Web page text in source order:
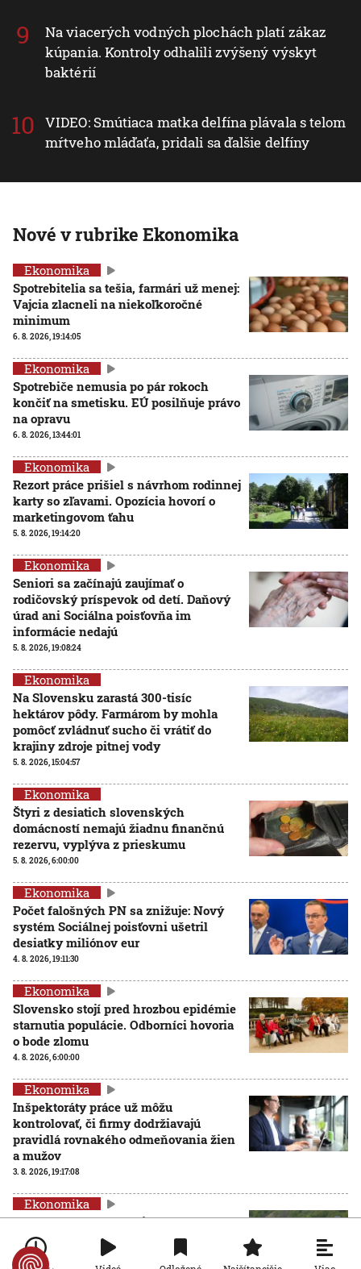
Na viacerých vodných plochách platí zákaz
kúpania. Kontroly odhalili zvýšený výskyt
baktérií
VIDEO: Smútiaca matka delfína plávala s telom
mŕtveho mláďaťa, pridali sa ďalšie delfíny
Nové v rubrike Ekonomika
Ekonomika
Spotrebitelia sa tešia, farmári už menej:
Vajcia zlacneli na niekoľkoročné
minimum
6. 8. 2026, 19:14:05
Ekonomika
Spotrebiče nemusia po pár rokoch
končiť na smetisku. EÚ posilňuje právo
na opravu
6. 8. 2026, 13:44:01
Ekonomika
Rezort práce prišiel s návrhom rodinnej
karty so zľavami. Opozícia hovorí o
marketingovom ťahu
5. 8. 2026, 19:14:20
Ekonomika
Seniori sa začínajú zaujímať o
rodičovský príspevok od detí. Daňový
úrad ani Sociálna poisťovňa im
informácie nedajú
5. 8. 2026, 19:08:24
Ekonomika
Na Slovensku zarastá 300-tisíc
hektárov pôdy. Farmárom by mohla
pomôcť zvládnuť sucho či vrátiť do
krajiny zdroje pitnej vody
5. 8. 2026, 15:04:57
Ekonomika
Štyri z desiatich slovenských
domácností nemajú žiadnu finančnú
rezervu, vyplýva z prieskumu
5. 8. 2026, 6:00:00
Ekonomika
Počet falošných PN sa znižuje: Nový
systém Sociálnej poisťovni ušetril
desiatky miliónov eur
4. 8. 2026, 19:11:30
Ekonomika
Slovensko stojí pred hrozbou epidémie
starnutia populácie. Odborníci hovoria
o bode zlomu
4. 8. 2026, 6:00:00
Ekonomika
Inšpektoráty práce už môžu
kontrolovať, či firmy dodržiavajú
pravidlá rovnakého odmeňovania žien
a mužov
3. 8. 2026, 19:17:08
Ekonomika
Problémový horský priechod Soroška
sa zatiaľ nezmení: Tunel je v
nedohľadne a rozšírenie cesty viazne